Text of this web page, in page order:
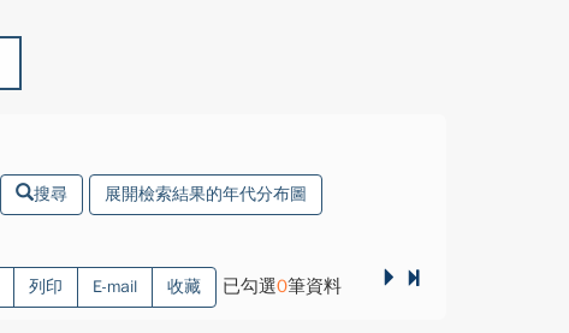
搜尋 展開檢索結果的年代分布圖
列印 E-mail 收藏 已勾選0筆資料